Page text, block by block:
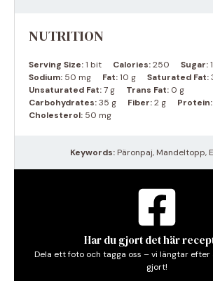
NUTRITION
Serving Size:1 bit Calories:250 Sugar:
Sodium: 50 mg Fat:10 g Saturated Fat:
Unsaturated Fat:7 g Trans Fat: 0 g
Carbohydrates:35 g Fiber:2 g Protein:
Cholesterol: 50 mg
Keywords: Päronpaj, Mandeltopp,
Har du gjort det här
Dela ett foto och tagga oss – vi längtar
gjort!